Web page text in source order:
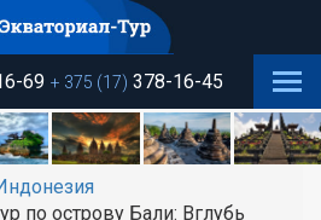
69 + 375 (17) 378-16-45
по острову Бали: Вглубь